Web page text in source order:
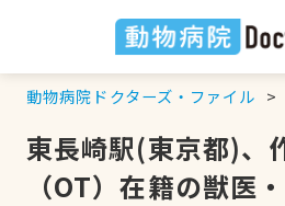
動物病院ドクターズ・ファイル
東長崎駅(東京都)、
（OT）在籍の獣医